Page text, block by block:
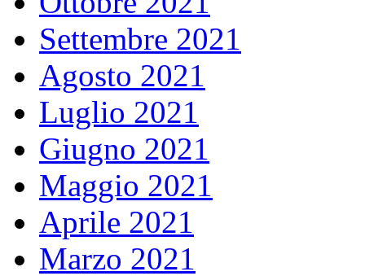
Settembre 2021
Agosto 2021
Luglio 2021
Giugno 2021
Maggio 2021
Aprile 2021
Marzo 2021